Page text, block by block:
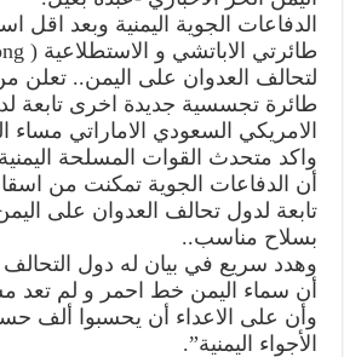
الدفاعات الجوية اليمنية وبعد
لتحالف العدوان على اليمن..
طائرة تجسسية جديدة اخرى تابعة
الامريكي السعودي الاماراتي مساء
واكد متحدث القوات المسلحة
أن الدفاعات الجوية تمكنت من
تابعة لدول تحالف العدوان على
بسلاح مناسب..
وهدد سريع في بيان له دول التحالف
أن سماء اليمن خط احمر و لم تعد
وأن على الاعداء أن يحسبوا ألف
الأجواء اليمنية”.